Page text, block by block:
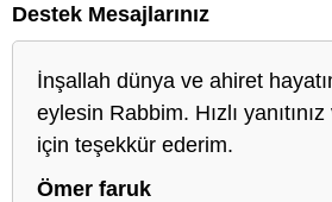
Destek Mesajlarınız
İnşallah dünya ve ahiret
eylesin Rabbim. Hızlı
için teşekkür ederim.
Ömer faruk